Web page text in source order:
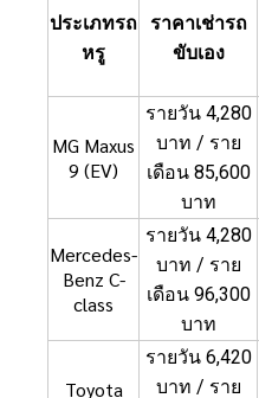
ประเภทรถ
หรู
ราคาเช่ารถ
ขับเอง
MG Maxus
9 (EV)
รายวัน 4,280
บาท / ราย
เดือน 85,600
บาท
Mercedes-
Benz C-
class
รายวัน 4,280
บาท / ราย
เดือน 96,300
บาท
Toyota
รายวัน 6,420
บาท / ราย